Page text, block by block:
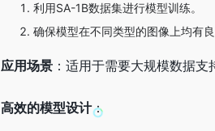
利用SA-1B数据集进行模型训练。
确保模型在不同类型的图像上均有良
应用场景 ：适用于需要大规模数据支
高效的模型设计：